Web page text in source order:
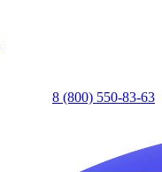
8 (800) 550-83-63